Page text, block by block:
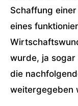
Schaffung
eines
wurde, ja
die
weitergegeben